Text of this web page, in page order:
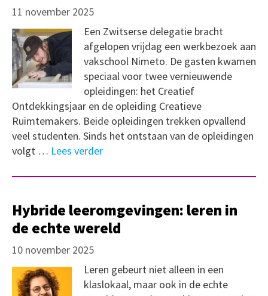
11 november 2025
Een Zwitserse delegatie bracht
afgelopen vrijdag een werkbezoek aan
vakschool Nimeto. De gasten kwamen
speciaal voor twee vernieuwende
opleidingen: het Creatief
Ontdekkingsjaar en de opleiding Creatieve
Ruimtemakers. Beide opleidingen trekken opvallend
veel studenten. Sinds het ontstaan van de opleidingen
volgt … Lees verder
Hybride leeromgevingen: leren in
de echte wereld
10 november 2025
Leren gebeurt niet alleen in een
klaslokaal, maar ook in de echte